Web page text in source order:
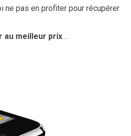
ne pas en profiter pour récupérer
au meilleur prix…